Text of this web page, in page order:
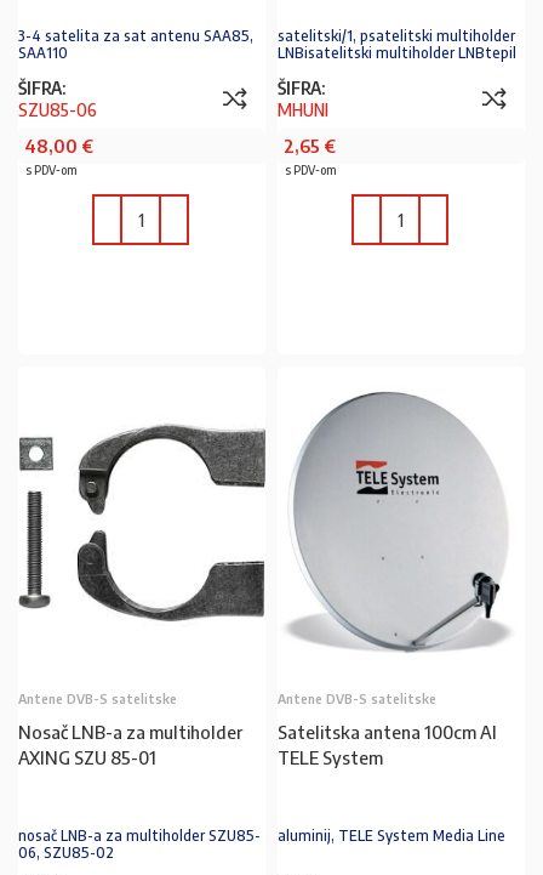
3-4 satelita za sat antenu SAA85,
SAA110
ŠIFRA:
SZU85-06
48,00 €
s PDV-om
satelitski/1, psatelitski multiholder
LNBisatelitski multiholder LNBtepil
ŠIFRA:
MHUNI
2,65 €
s PDV-om
Antene DVB-S satelitske
Nosač LNB-a za multiholder
AXING SZU 85-01
nosač LNB-a za multiholder SZU85-
06, SZU85-02
Antene DVB-S satelitske
Satelitska antena 100cm Al
TELE System
aluminij, TELE System Media Line